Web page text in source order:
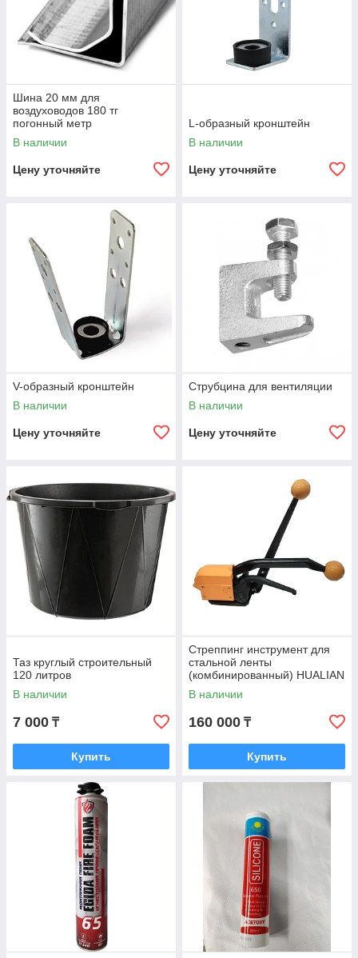
Шина 20 мм для
воздуховодов 180 тг
погонный метр
В наличии
Цену уточняйте
L-образный кронштейн
В наличии
Цену уточняйте
V-образный кронштейн
В наличии
Цену уточняйте
Струбцина для вентиляции
В наличии
Цену уточняйте
Таз круглый строительный
120 литров
В наличии
7 000 ₸
Купить
Стреппинг инструмент для
стальной ленты
(комбинированный) HUALIAN
KZS-333
В наличии
160 000 ₸
Купить